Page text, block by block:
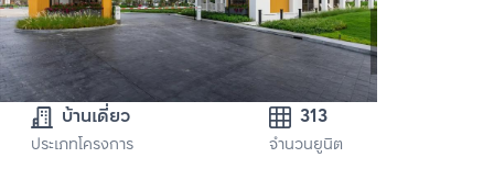
บ้านเดี่ยว
ประเภทโครงการ
313
จำนวนยูนิต